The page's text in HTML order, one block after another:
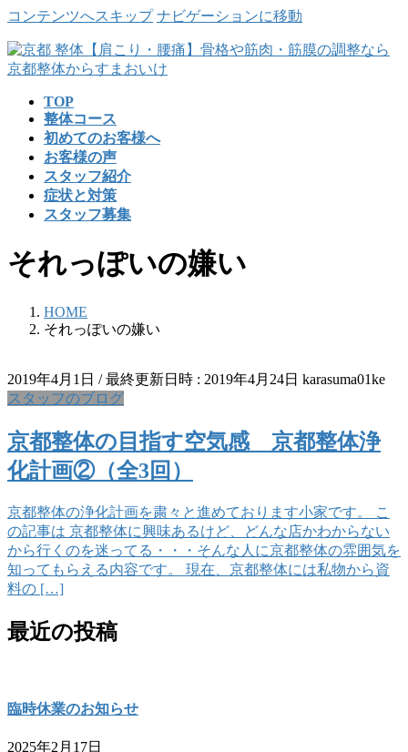
コンテンツへスキップ ナビゲーションに移動
TOP
整体コース
初めてのお客様へ
お客様の声
スタッフ紹介
症状と対策
スタッフ募集
それっぽいの嫌い
HOME
それっぽいの嫌い
2019年4月1日 / 最終更新日時 : 2019年4月24日 karasuma01ke
スタッフのブログ
京都整体の目指す空気感 京都整体浄
化計画②（全3回）
京都整体の浄化計画を粛々と進めております小家です。 こ
の記事は 京都整体に興味あるけど、どんな店かわからない
から行くのを迷ってる・・・そんな人に京都整体の雰囲気を
知ってもらえる内容です。 現在、京都整体には私物から資
料の […]
最近の投稿
臨時休業のお知らせ
2025年2月17日